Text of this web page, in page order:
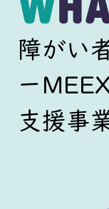
障がい
ー
支援事